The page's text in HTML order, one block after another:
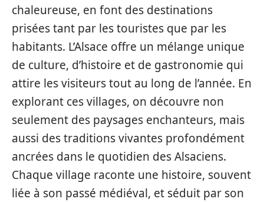
chaleureuse, en font des destinations
prisées tant par les touristes que par les
habitants. L’Alsace offre un mélange unique
de culture, d’histoire et de gastronomie qui
attire les visiteurs tout au long de l’année. En
explorant ces villages, on découvre non
seulement des paysages enchanteurs, mais
aussi des traditions vivantes profondément
ancrées dans le quotidien des Alsaciens.
Chaque village raconte une histoire, souvent
liée à son passé médiéval, et séduit par son